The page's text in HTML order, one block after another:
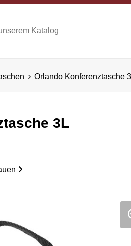
Orlando Konferenztasche
3L